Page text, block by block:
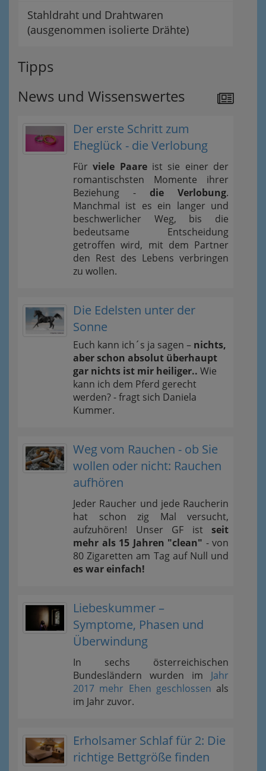
Stahldraht und Drahtwaren
(ausgenommen isolierte Drähte)
Tipps
News und Wissenswertes
Der erste Schritt zum
Eheglück - die Verlobung
Fürviele Paareist sie einer der
romantischsten Momente ihrer
Beziehung - die Verlobung.
Manchmal ist es ein langer und
beschwerlicher Weg, bis die
bedeutsame Entscheidung
getroffen wird, mit dem Partner
den Rest des Lebens verbringen
zu wollen.
Die Edelsten unter der
Sonne
Euch kann ich´s ja sagen – nichts,
aber schon absolut überhaupt
gar nichts ist mir heiliger.. Wie
kann ich dem Pferd gerecht
werden? - fragt sich Daniela
Kummer.
Weg vom Rauchen - ob Sie
wollen oder nicht: Rauchen
aufhören
Jeder Raucher und jede Raucherin
hat schon zig Mal versucht,
aufzuhören! Unser GF ist seit
mehr als 15 Jahren "clean" - von
80 Zigaretten am Tag auf Null und
es war einfach!
Liebeskummer –
Symptome, Phasen und
Überwindung
In sechs österreichischen
Bundesländern wurden im Jahr
2017 mehr Ehen geschlossen als
im Jahr zuvor.
Erholsamer Schlaf für 2: Die
richtige Bettgröße finden